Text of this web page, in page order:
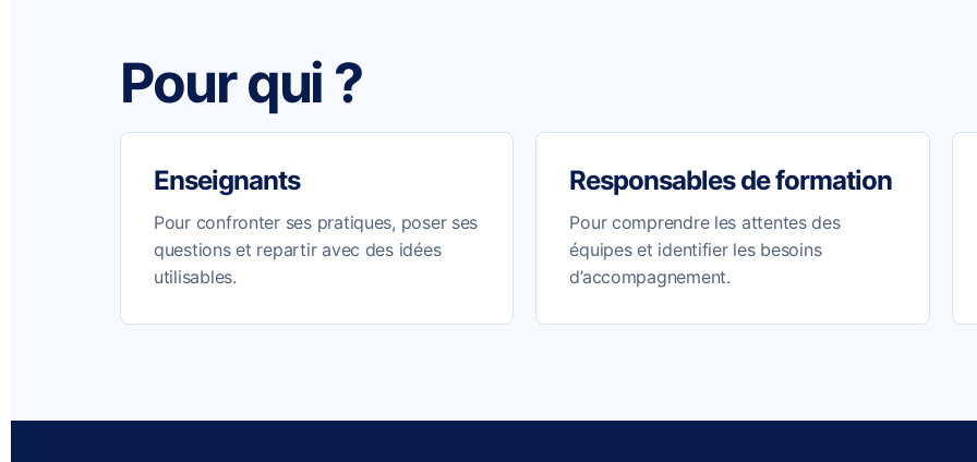
Pour qui ?
Enseignants
Pour confronter ses pratiques, poser ses
questions et repartir avec des idées
utilisables.
Responsables de formation
Pour comprendre les attentes des
équipes et identifier les besoins
d’accompagnement.